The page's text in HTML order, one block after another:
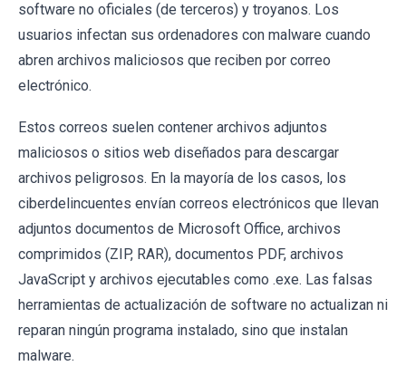
software no oficiales (de terceros) y troyanos. Los
usuarios infectan sus ordenadores con malware cuando
abren archivos maliciosos que reciben por correo
electrónico.
Estos correos suelen contener archivos adjuntos
maliciosos o sitios web diseñados para descargar
archivos peligrosos. En la mayoría de los casos, los
ciberdelincuentes envían correos electrónicos que llevan
adjuntos documentos de Microsoft Office, archivos
comprimidos (ZIP, RAR), documentos PDF, archivos
JavaScript y archivos ejecutables como .exe. Las falsas
herramientas de actualización de software no actualizan ni
reparan ningún programa instalado, sino que instalan
malware.